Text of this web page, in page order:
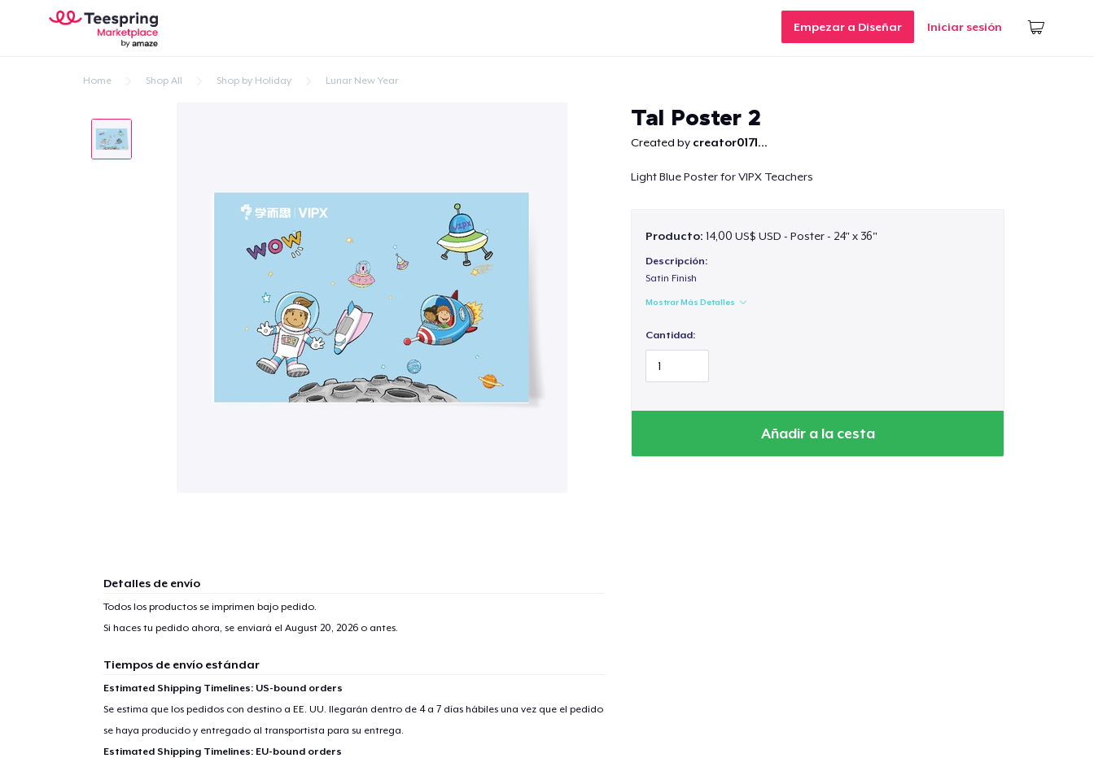
Empezar a Diseñar Iniciar sesión
Home Shop All Shop by Holiday Lunar New Year
Tal Poster 2
Created by creator0171...
Light Blue Poster for VIPX Teachers
Producto: 14,00 US$ USD - Poster - 24" x 36"
Descripción:
Satin Finish
Mostrar Más Detalles
Cantidad:
Añadir a la cesta
Detalles de envío
Todos los productos se imprimen bajo pedido.
Si haces tu pedido ahora, se enviará el August 20, 2026o antes.
Tiempos de envío estándar
Estimated Shipping Timelines: US-bound orders
Se estima que los pedidos con destino a EE. UU. llegarán dentro de 4 a 7 días hábiles una vez que el pedido
se haya producido y entregado al transportista para su entrega.
Estimated Shipping Timelines: EU-bound orders